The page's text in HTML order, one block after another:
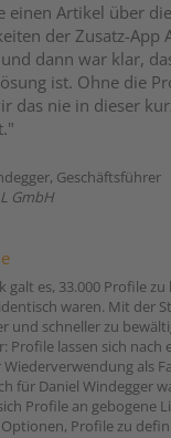
einen Artikel über die
der Zusatz-App
dann war klar,
ist. Ohne die
das nie in dieser
Geschäftsführer
GmbH
galt es, 33.000 Profile
waren. Mit der
und schneller zu
Profile lassen sich nach
als
für Daniel Windegger
Profile an gebogene
Profile zu